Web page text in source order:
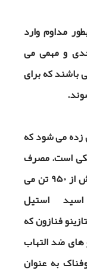
مداوم وارد
و مهمی می
باشند که برای
100000تن تخمین زده می شود که
پزشکی است. مصرف
جهانی دیکلو فناک در فرمهای مختلف بیش از 950 تن می
اسید استیل
فنازون که
های ضد التهاب
به عنوان